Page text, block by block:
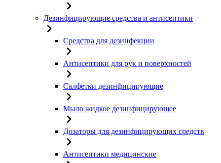
Дезинфицирующие средства и антисептики
Средства для дезинфекции
Антисептики для рук и поверхностей
Салфетки дезинфицирующие
Мыло жидкое дезинфицирующее
Дозаторы для дезинфицирующих средств
Антисептики медицинские